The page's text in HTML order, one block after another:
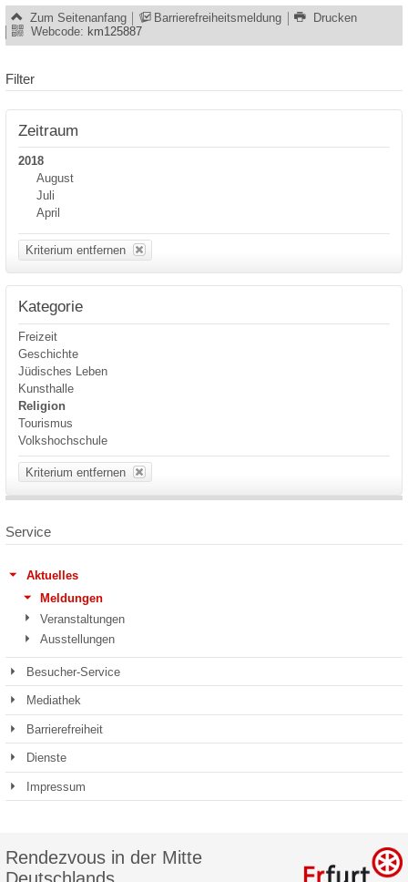
Zum Seitenanfang Barrierefreiheitsmeldung
Drucken
Webcode: km125887
Filter
Zeitraum
2018
August
Juli
April
Kriterium entfernen
Kategorie
Freizeit
Geschichte
Jüdisches Leben
Kunsthalle
Religion
Tourismus
Volkshochschule
Kriterium entfernen
Service
Aktuelles
Meldungen
Veranstaltungen
Ausstellungen
Besucher-Service
Mediathek
Barrierefreiheit
Dienste
Impressum
Rendezvous in der Mitte